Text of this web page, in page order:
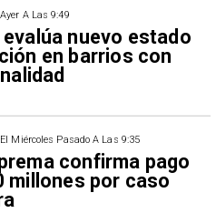
Ayer A Las 9:49
nuevo estado
en barrios con
El Miércoles Pasado A Las 9:35
confirma pago
millones por caso